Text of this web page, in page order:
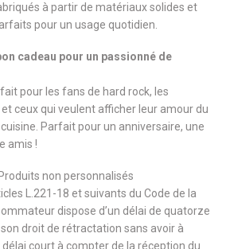
à partir de matériaux solides et
pour un usage quotidien.
cadeau pour un passionné de
pour les fans de hard rock, les
ceux qui veulent afficher leur amour du
Parfait pour un anniversaire, une
amis !
non personnalisés
L.221-18 et suivants du Code de la
dispose d’un délai de quatorze
droit de rétractation sans avoir à
court à compter de la réception du